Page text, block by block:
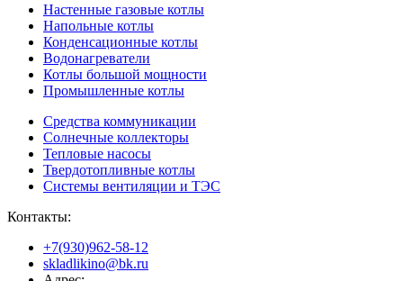
Настенные газовые котлы
Напольные котлы
Конденсационные котлы
Водонагреватели
Котлы большой мощности
Промышленные котлы
Средства коммуникации
Солнечные коллекторы
Тепловые насосы
Твердотопливные котлы
Системы вентиляции и ТЭС
Контакты:
+7(930)962-58-12
skladlikino@bk.ru